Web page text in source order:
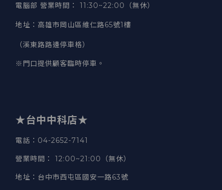
電腦部 營業時間 ： 11:30~22:00（無休）
地址 ： 高雄市岡山區維仁路65號1樓
（溪東路路邊停車格）
※門口提供顧客臨時停車。
★台中中科店★
電話 ：04-2652-7141
營業時間 ： 12:00~21:00（無休）
地址 ：台中市西屯區國安一路63號